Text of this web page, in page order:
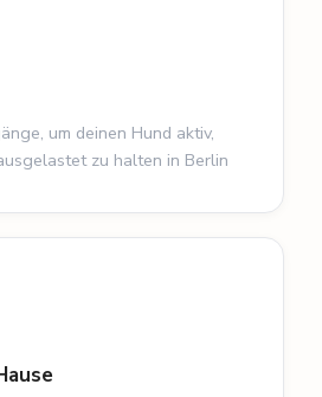
um deinen Hund aktiv,
zu halten in Berlin